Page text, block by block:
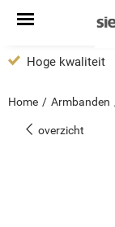
Hoge kwaliteit
Home / Armbanden
overzicht